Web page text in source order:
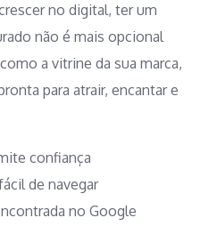
no digital, ter um
não é mais opcional
a vitrine da sua marca,
para atrair, encantar e
confiança
de navegar
no Google